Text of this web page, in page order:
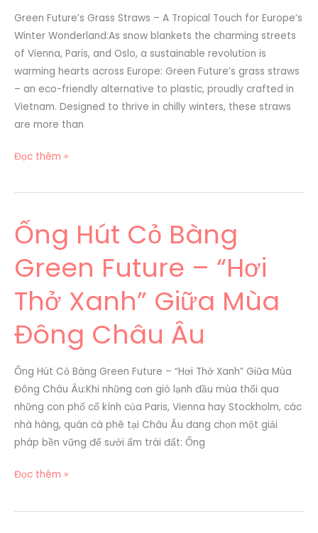
Green Future’s Grass Straws – A Tropical Touch for Europe’s
Winter Wonderland:As snow blankets the charming streets
of Vienna, Paris, and Oslo, a sustainable revolution is
warming hearts across Europe: Green Future’s grass straws
– an eco-friendly alternative to plastic, proudly crafted in
Vietnam. Designed to thrive in chilly winters, these straws
are more than
for
Europe’s
Winter
Wonderland
Đọc thêm »
Ống Hút Cỏ Bàng
Green Future – “Hơi
Thở Xanh” Giữa Mùa
Đông Châu Âu
Ống Hút Cỏ Bàng Green Future – “Hơi Thở Xanh” Giữa Mùa
Đông Châu Âu:Khi những cơn gió lạnh đầu mùa thổi qua
những con phố cổ kính của Paris, Vienna hay Stockholm, các
nhà hàng, quán cà phê tại Châu Âu đang chọn một giải
pháp bền vững để sưởi ấm trái đất: Ống
Ống
Hút
Cỏ
Bàng
Green
Future
–
Thở
Xanh”
Giữa
Mùa
Đông
Âu
Đọc thêm »